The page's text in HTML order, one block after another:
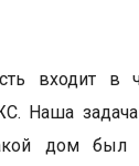
входит в
Наша
дом был